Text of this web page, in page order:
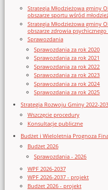
Strategia Młodzieżowa gminy
obszarze sportu wśród
Strategia Młodzieżowa gminy
obszarze zdrowia
Sprawozdania
Sprawozdania za rok 2020
Sprawozdania za rok 2021
Sprawozdania za rok 2022
Sprawozdania za rok 2023
Sprawozdania za rok 2024
Sprawozdania za rok 2025
Strategia Rozwoju Gminy 2022-
Wszczęcie procedury
Konsultacje publiczne
Budżet i Wieloletnia Prognoza
Budżet 2026
Sprawozdania - 2026
WPF 2026-2037
WPF 2026-2037 - projekt
Budżet 2026 - projekt